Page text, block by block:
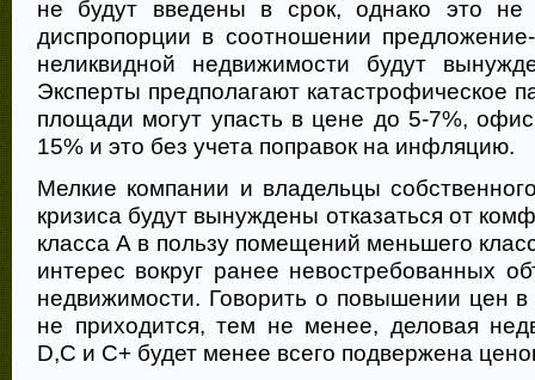
не будут введены в срок, однако это не
диспропорции в соотношении
неликвидной недвижимости будут
Эксперты предполагают катастрофическое
площади могут упасть в цене до 5-7%,
15% и это без учета поправок на инфляцию.
Мелкие компании и владельцы
кризиса будут вынуждены отказаться от
класса А в пользу помещений меньшего
интерес вокруг ранее невостребованных
недвижимости. Говорить о повышении цен в
не приходится, тем не менее, деловая
D,C и С+ будет менее всего подвержена